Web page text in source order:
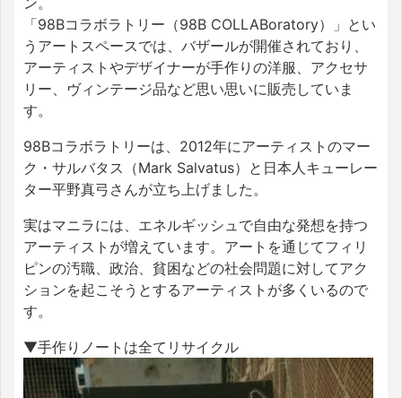
「98Bコラボラトリー（98B COLLABoratory）」とい
うアートスペースでは、バザールが開催されており、
アーティストやデザイナーが手作りの洋服、アクセサ
リー、ヴィンテージ品など思い思いに販売していま
す。
98Bコラボラトリーは、2012年にアーティストのマー
ク・サルバタス（Mark Salvatus）と日本人キューレー
ター平野真弓さんが立ち上げました。
実はマニラには、エネルギッシュで自由な発想を持つ
アーティストが増えています。アートを通じてフィリ
ピンの汚職、政治、貧困などの社会問題に対してアク
ションを起こそうとするアーティストが多くいるので
す。
▼手作りノートは全てリサイクル